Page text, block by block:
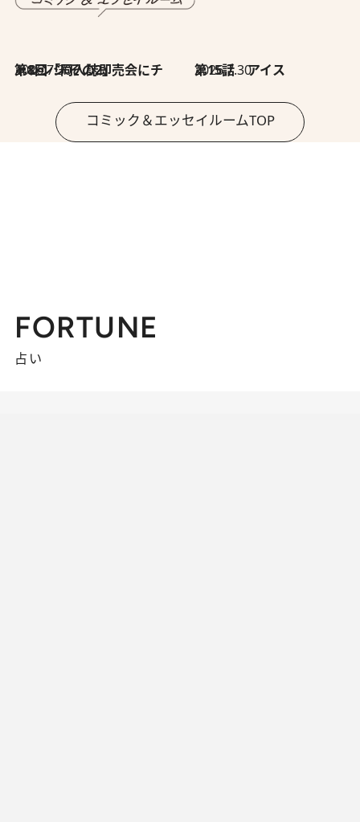
2026.7.30
第8回「同人誌即売会にチャレンジ その2」 2026.7.30
第15話 アイス
コミック＆エッセイルームTOP
FORTUNE
占い